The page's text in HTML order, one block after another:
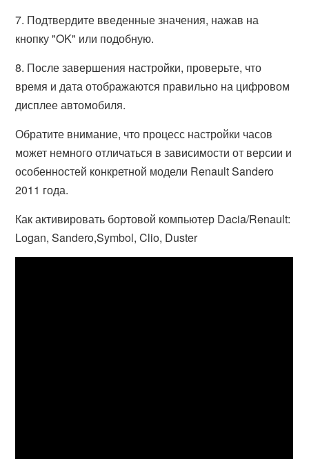
7. Подтвердите введенные значения, нажав на
кнопку "OK" или подобную.
8. После завершения настройки, проверьте, что
время и дата отображаются правильно на цифровом
дисплее автомобиля.
Обратите внимание, что процесс настройки часов
может немного отличаться в зависимости от версии и
особенностей конкретной модели Renault Sandero
2011 года.
Как активировать бортовой компьютер Dacia/Renault:
Logan, Sandero,Symbol, Clio, Duster